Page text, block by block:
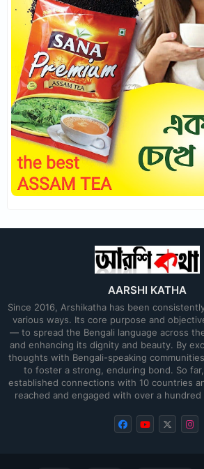
AARSHI KATHA
Since 2016, Arshikatha has been
various ways. Its core purpose and
— to spread the Bengali language across
and enhancing its dignity and beauty. By
thoughts with Bengali-speaking
to foster a strong, enduring bond. So
established connections with 10 countries
reached and engaged with over a